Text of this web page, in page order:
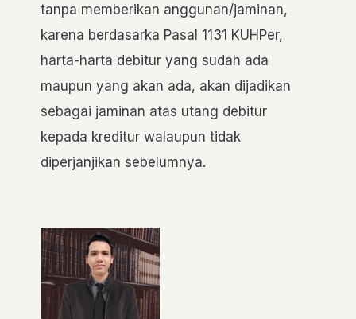
tanpa memberikan anggunan/jaminan,
karena berdasarka Pasal 1131 KUHPer,
harta-harta debitur yang sudah ada
maupun yang akan ada, akan dijadikan
sebagai jaminan atas utang debitur
kepada kreditur walaupun tidak
diperjanjikan sebelumnya.